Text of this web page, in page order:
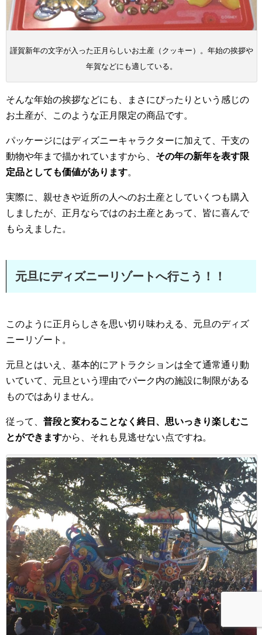
謹賀新年の文字が入った正月らしいお土産（クッキー）。年始の挨拶や
年賀などにも適している。
そんな年始の挨拶などにも、まさにぴったりという感じの
お土産が、このような正月限定の商品です。
パッケージにはディズニーキャラクターに加えて、干支の
動物や年まで描かれていますから、 その年の新年を表す限
定品としても価値があります。
実際に、親せきや近所の人へのお土産としていくつも購入
しましたが、正月ならではのお土産とあって、皆に喜んで
もらえました。
元旦にディズニーリゾートへ行こう！！
このように正月らしさを思い切り味わえる、元旦のディズ
ニーリゾート。
元旦とはいえ、基本的にアトラクションは全て通常通り動
いていて、元旦という理由でパーク内の施設に制限がある
ものではありません。
従って、 普段と変わることなく終日、思いっきり楽しむこ
とができますから、それも見逃せない点ですね。